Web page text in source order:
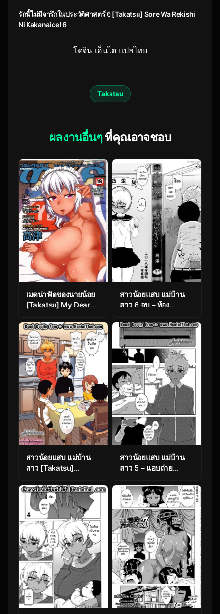
รักนี้ไม่มีจารึกในประวัติศาสตร์ 6 [Takatsu] Sore Wa Rekishi
Ni Kakanaide! 6
โดจิน เฮ็นไต แปลไทย
Takatsu
ผลงานอื่นๆที่คุณอาจชอบ
เมดน่าฟัดของนายน้อย
[Takatsu] My Dear
สาวน้อยแสบ แม่บ้าน
สาว 6 จบ – ท้อง
A-san to Musuko no
Yuujin N-kun –
Married wife A and
son’s friend N-kun – 7
สาวน้อยแสบ แม่บ้าน
สาว [Takatsu]
Musuko no Yuujin N-
kun – Married wife A
and son’s friend N-
kun
สาวน้อยแสบ แม่บ้าน
สาว 5 – แอบถ่าย
A-san to Musuko no
Yuujin N-kun –
Married wife A and
son’s friend N-kun
Ch.5